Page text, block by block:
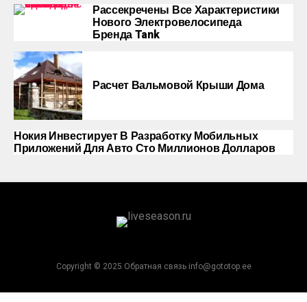
Рассекречены Все Характеристики
Нового Электровелосипеда
Бренда Tank
Расчет Вальмовой Крыши Дома
Нокия Инвестирует В Разработку Мобильных
Приложений Для Авто Сто Миллионов Долларов
Copyright © 2025 Обратная связь info@gototop.ee